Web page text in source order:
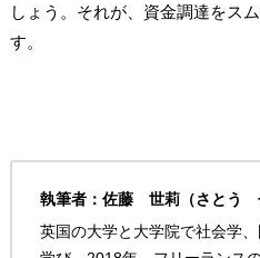
しょう。それが、資金調達をス
す。
執筆者：佐藤 世莉（さとう
英国の大学と大学院で社会学